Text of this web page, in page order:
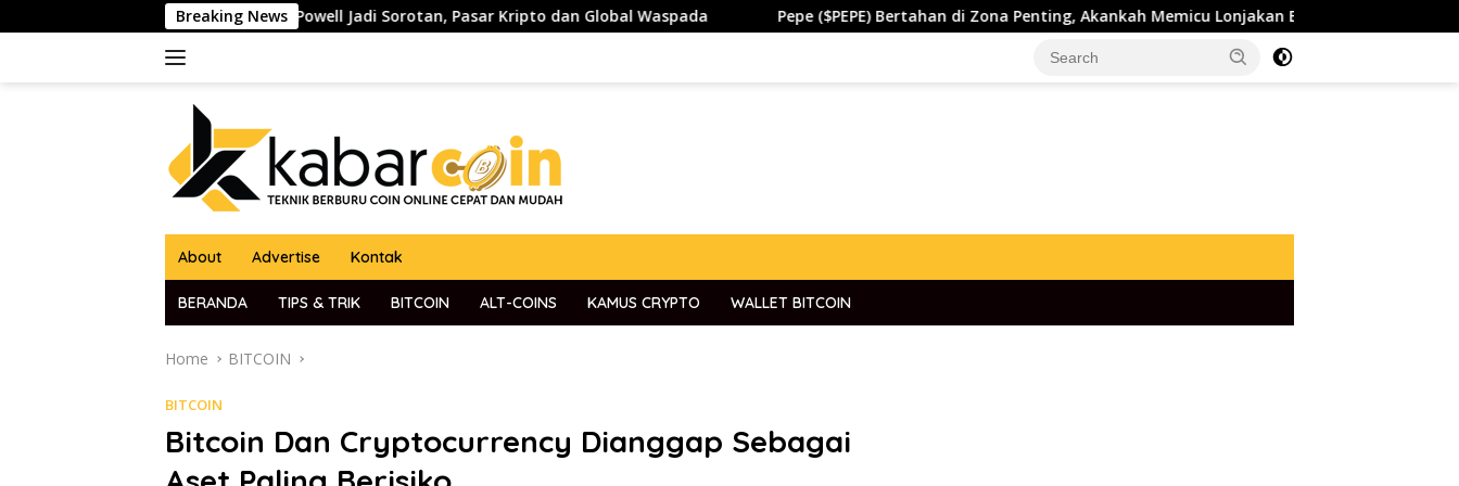
to
Breaking News
Ketua The Fed Jerome Powell Jadi Sorotan, Pasar Kripto dan Global Waspada Pepe ($PEPE) Bertahan di Zona Penting, Akankah Memicu Lonjakan Baru?
About Advertise Kontak
BERANDA TIPS & TRIK BITCOIN ALT-COINS KAMUS CRYPTO WALLET BITCOIN
Home BITCOIN
BITCOIN
Bitcoin Dan Cryptocurrency Dianggap Sebagai